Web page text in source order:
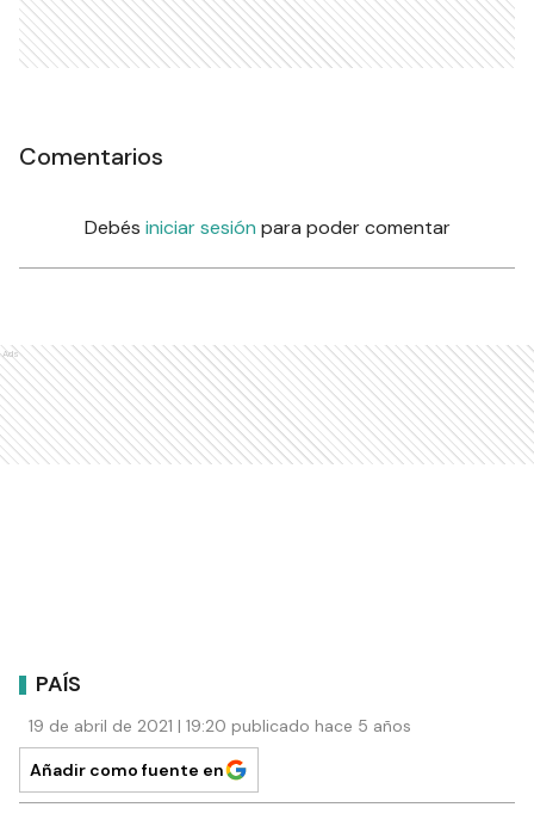
Comentarios
Debés iniciar sesión para poder comentar
Ads
PAÍS
19 de abril de 2021 | 19:20 publicado hace 5 años
Añadir como fuente en